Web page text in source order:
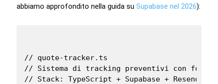
abbiamo approfondito nella guida su Supabase nel 2026):
// quote-tracker.ts
// Sistema di tracking preventivi con
// Stack: TypeScript + Supabase + Resend